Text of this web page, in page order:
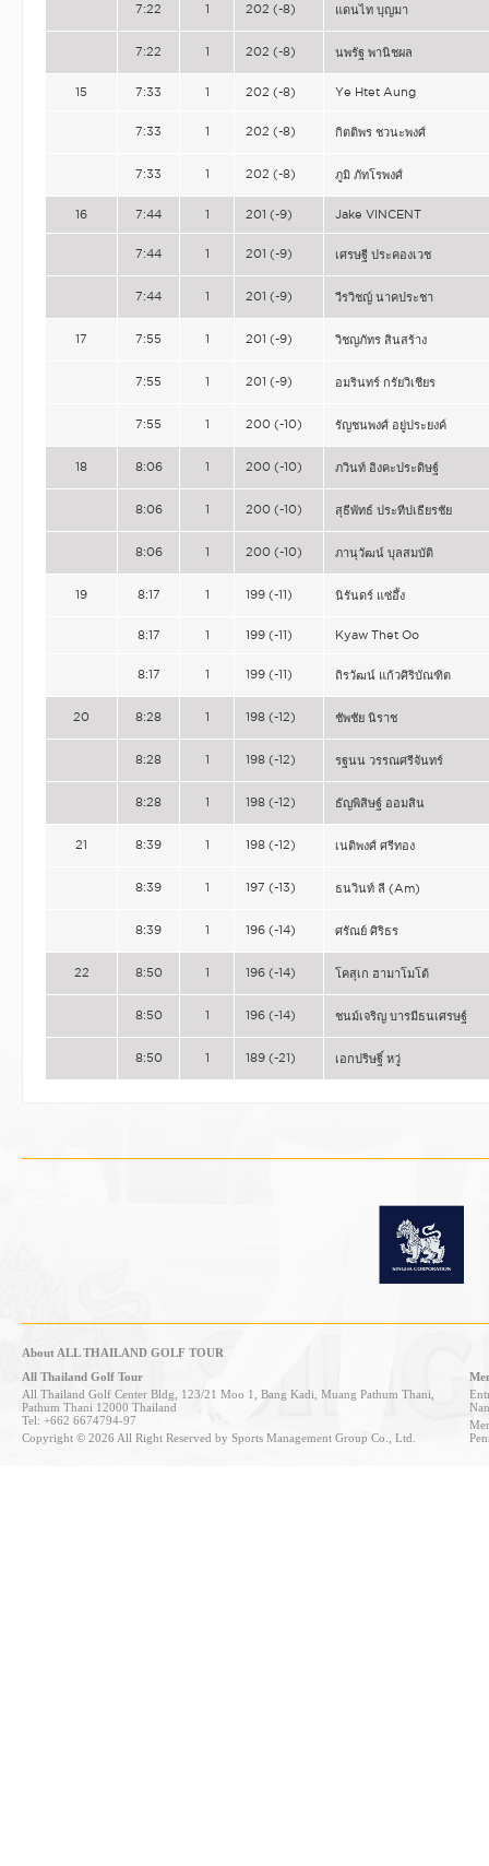
7:22 1 202 (-8) แดนไท บุญมา
7:22 1 202 (-8) นพรัฐ พานิชผล
15 7:33 1 202 (-8) Ye Htet Aung
7:33 1 202 (-8) กิตติพร ชวนะพงศ์
7:33 1 202 (-8) ภูมิ ภัทโรพงศ์
16 7:44 1 201 (-9) Jake VINCENT
7:44 1 201 (-9) เศรษฐี ประคองเวช
7:44 1 201 (-9) วีรวิชญ์ นาคประชา
17 7:55 1 201 (-9) วิชญภัทร สินสร้าง
7:55 1 201 (-9) อมรินทร์ กรัยวิเชียร
7:55 1 200 (-10) รัญชนพงศ์ อยู่ประยงค์
18 8:06 1 200 (-10) ภวินท์ อิงคะประดิษฐ์
8:06 1 200 (-10) สุธีพัทธ์ ประทีปเธียรชัย
8:06 1 200 (-10) ภานุวัฒน์ บุลสมบัติ
19 8:17 1 199 (-11) นิรันดร์ แซ่อึ้ง
8:17 1 199 (-11) Kyaw Thet Oo
8:17 1 199 (-11) ถิรวัฒน์ แก้วศิริบัณฑิต
20 8:28 1 198 (-12) ชัพชัย นิราช
8:28 1 198 (-12) รฐนน วรรณศรีจันทร์
8:28 1 198 (-12) ธัญพิสิษฐ์ ออมสิน
21 8:39 1 198 (-12) เนติพงศ์ ศรีทอง
8:39 1 197 (-13) ธนวินท์ ลี (Am)
8:39 1 196 (-14) ศรัณย์ ศิริธร
22 8:50 1 196 (-14) โคสุเก ฮามาโมโต้
8:50 1 196 (-14) ชนม์เจริญ บารมีธนเศรษฐ์
8:50 1 189 (-21) เอกปริษฐิ์ หวู่
About ALL THAILAND GOLF TOUR
All Thailand Golf Tour
All Thailand Golf Center Bldg, 123/21 Moo 1, Bang Kadi, Muang Pathum Thani,
Pathum Thani 12000 Thailand
Tel: +662 6674794-97
Copyright © 2026 All Right Reserved by Sports Management Group Co., Ltd.